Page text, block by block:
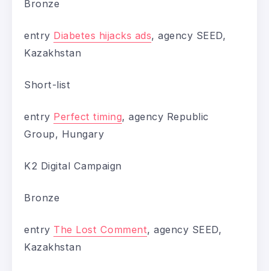
Bronze
entry Diabetes hijacks ads, agency SEED,
Kazakhstan
Short-list
entry Perfect timing, agency Republic
Group, Hungary
K2 Digital Campaign
Bronze
entry The Lost Сomment, agency SEED,
Kazakhstan